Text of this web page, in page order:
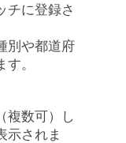
チに登録さ
別や都道府
。
複数可）し
示されま